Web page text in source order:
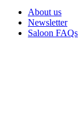
About us
Newsletter
Saloon FAQs